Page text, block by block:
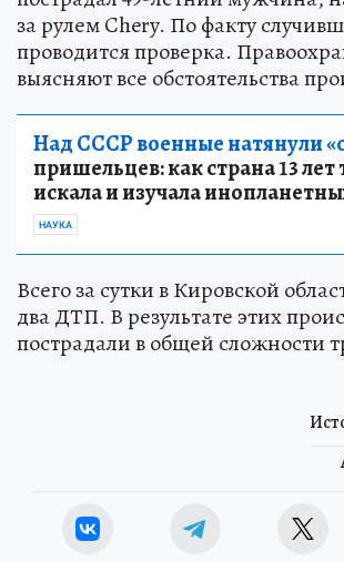
за рулем Chery. По факту
проводится проверка.
выясняют все обстоятельства
Над СССР военные натянули
пришельцев: как страна 13 лет
искала и изучала
НАУКА
Всего за сутки в Кировской
два ДТП. В результате этих
пострадали в общей сложности